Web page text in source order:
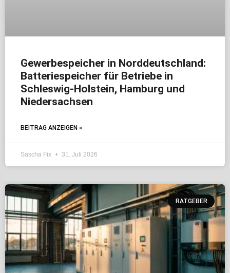
Gewerbespeicher in Norddeutschland:
Batteriespeicher für Betriebe in
Schleswig-Holstein, Hamburg und
Niedersachsen
BEITRAG ANZEIGEN »
Sascha Fix 31. Juli 2026
RATGEBER